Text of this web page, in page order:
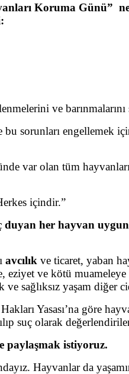
Koruma Günü”
ve barınmalarını
sorunları engellemek
var olan tüm
içindir.”
her hayvan uygun
avcılık ve ticaret, yaban
ve kötü
ve sağlıksız yaşam
Yasası’na göre
suç olarak
paylaşmak istiyoruz.
Hayvanlar da